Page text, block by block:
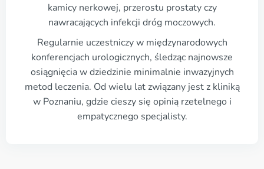
kamicy nerkowej, przerostu prostaty czy
nawracających infekcji dróg moczowych.
Regularnie uczestniczy w międzynarodowych
konferencjach urologicznych, śledząc najnowsze
osiągnięcia w dziedzinie minimalnie inwazyjnych
metod leczenia. Od wielu lat związany jest z kliniką
w Poznaniu, gdzie cieszy się opinią rzetelnego i
empatycznego specjalisty.